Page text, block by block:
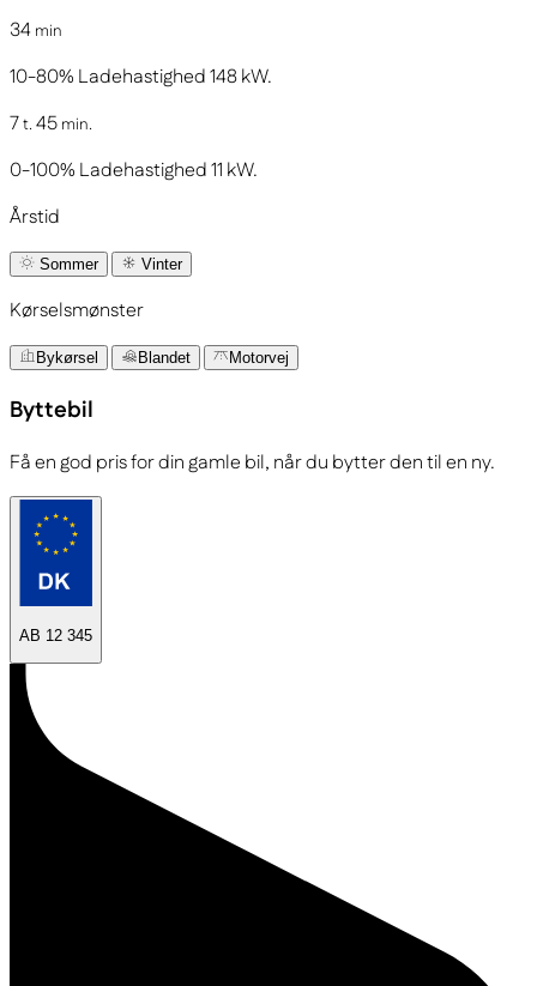
34 min
10-80% Ladehastighed148kW.
7t. 45 min.
0-100% Ladehastighed11 kW.
Årstid
Sommer Vinter
Kørselsmønster
Bykørsel Blandet Motorvej
Byttebil
Få en god pris for din gamle bil, når du bytter den til en ny.
AB 12 345